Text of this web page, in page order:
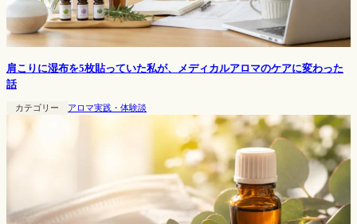
肩こりに湿布を5枚貼っていた私が、メディカルアロマのケアに変わった
話
カテゴリー アロマ実践・体験談